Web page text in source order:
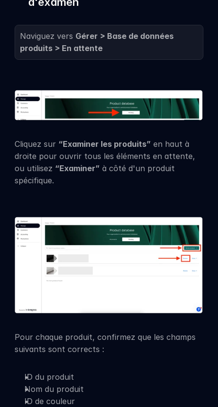
Naviguez vers Gérer > Base de données
produits > En attente
Cliquez sur “Examiner les produits” en haut à
droite pour ouvrir tous les éléments en attente,
ou utilisez “Examiner” à côté d'un produit
spécifique.
Pour chaque produit, confirmez que les champs
suivants sont corrects :
ID du produit
Nom du produit
ID de couleur